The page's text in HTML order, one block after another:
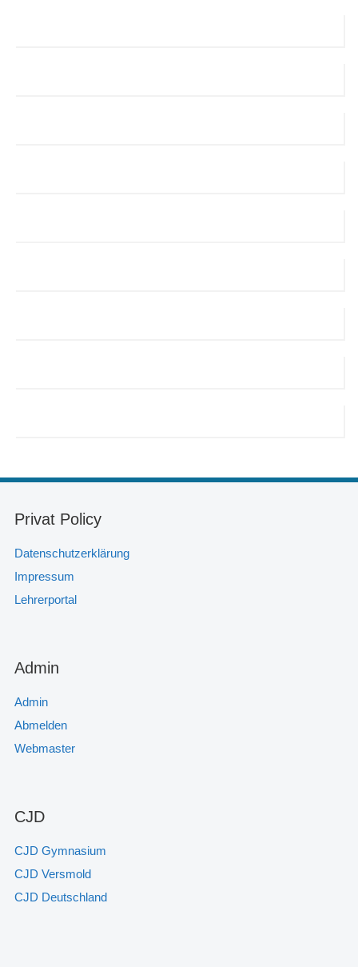
Privat Policy
Datenschutzerklärung
Impressum
Lehrerportal
Admin
Admin
Abmelden
Webmaster
CJD
CJD Gymnasium
CJD Versmold
CJD Deutschland